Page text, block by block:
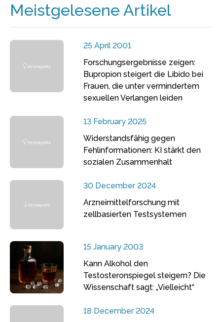
Meistgelesene Artikel
25 April 2001
Forschungsergebnisse zeigen:
Bupropion steigert die Libido bei
Frauen, die unter vermindertem
sexuellen Verlangen leiden
13 February 2025
Widerstandsfähig gegen
Fehlinformationen: KI stärkt den
sozialen Zusammenhalt
30 December 2024
Arzneimittelforschung mit
zellbasierten Testsystemen
15 January 2003
Kann Alkohol den
Testosteronspiegel steigern? Die
Wissenschaft sagt: „Vielleicht“
18 December 2024